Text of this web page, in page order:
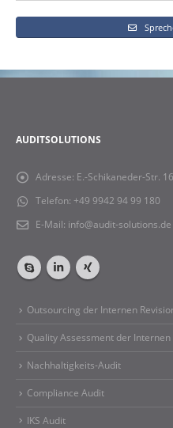
AUDITSOLUTIONS
Adresse: E.-Schikaneder-Str.
Telefon: +49 9942 94 99 180
E-Mail: info@audit-solutions.de
Outsourcing der Internen
Quality Assessment der Internen
Nachhaltigkeits-Audit
Compliance Audit
IKS Audit